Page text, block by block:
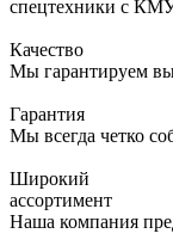
спецтехники с КМУ
Качество
Мы гарантируем
Гарантия
Мы всегда четко
Широкий
ассортимент
Наша компания